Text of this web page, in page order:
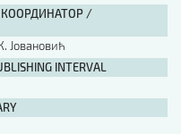
КООРДИНАТОР /
Јовановић
INTERVAL